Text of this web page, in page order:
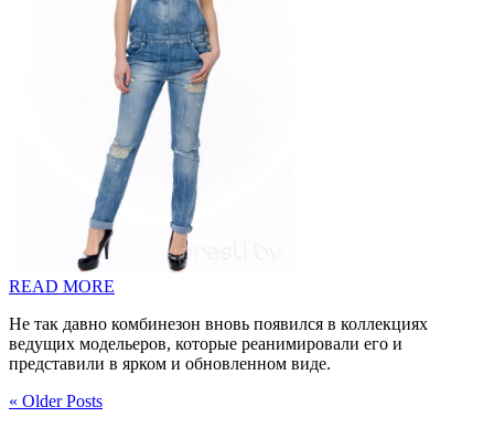
READ MORE
Не так давно комбинезон вновь появился в коллекциях
ведущих модельеров, которые реанимировали его и
представили в ярком и обновленном виде.
« Older Posts